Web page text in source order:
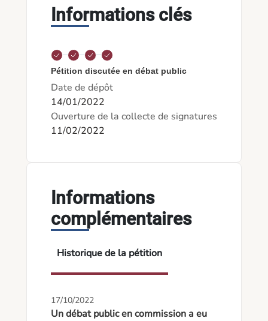
Informations clés
Pétition discutée en débat public
Date de dépôt
14/01/2022
Ouverture de la collecte de signatures
11/02/2022
Informations
complémentaires
Historique de la pétition
17/10/2022
Un débat public en commission a eu